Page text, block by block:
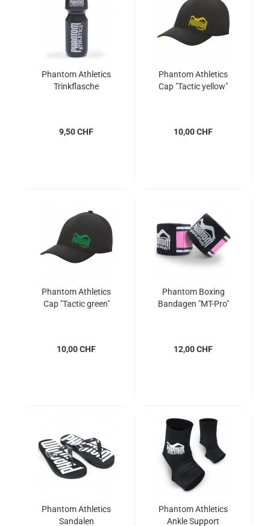
Phantom Athletics
Trinkflasche
9,50 CHF
Phantom Athletics
Cap "Tactic yellow"
10,00 CHF
Phantom Athletics
Cap "Tactic green"
10,00 CHF
Phantom Boxing
Bandagen "MT-Pro"
12,00 CHF
Phantom Athletics
Sandalen
Phantom Athletics
Ankle Support